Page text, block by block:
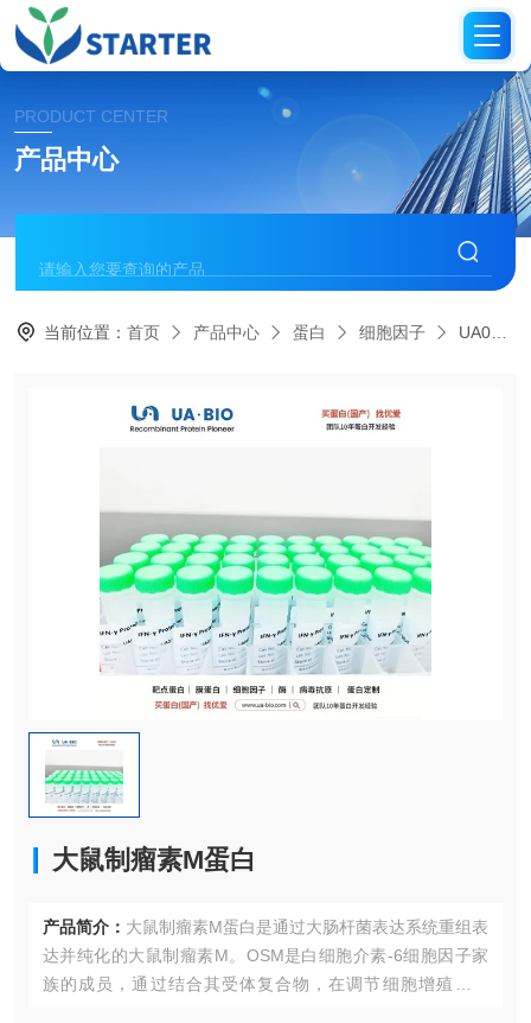
PRODUCT CENTER
产品中心
当前位置：首页 产品中心 蛋白 细胞因子 UA040254大鼠制瘤素M蛋白
大鼠制瘤素M蛋白
产品简介： 大鼠制瘤素M蛋白是通过大肠杆菌表达系统重组表
达并纯化的大鼠制瘤素M。OSM是白细胞介素-6细胞因子家
族的成员，通过结合其受体复合物，在调节细胞增殖、分